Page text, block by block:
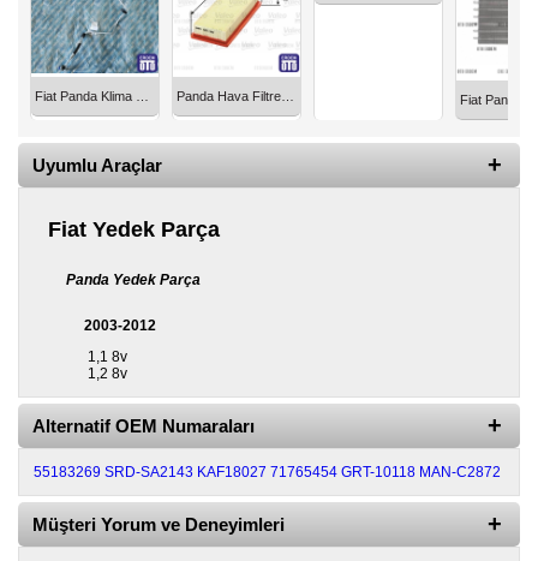
JEEP
Yedek
Parça
TOGG
Yedek
Oto
Parça
Silecek
Dacia
Yedekleri
Sanroof
Fiat Panda Klima Hortumu 51807224 Panda Hava Filtresi 1.2 Valeo 51775324
Uyumlu Araçlar
Fiat Yedek Parça
Panda Yedek Parça
2003-2012
1,1 8v
1,2 8v
Alternatif OEM Numaraları
55183269 SRD-SA2143 KAF18027 71765454 GRT-10118 MAN-C2872
Müşteri Yorum ve Deneyimleri